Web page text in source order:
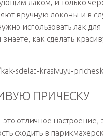
лаком, и только
вручную локоны и в
использовать лак
как сделать
sdelat-krasivuyu-
ПРИЧЕСКУ
отличное настроение,
сходить в